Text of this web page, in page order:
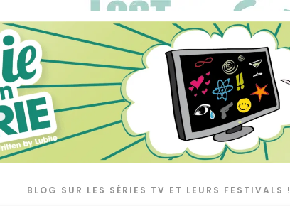
BLOG SUR LES SÉRIES TV ET LEURS FESTIVALS !